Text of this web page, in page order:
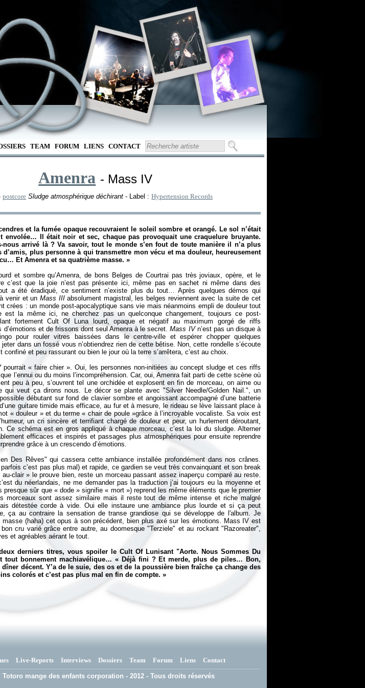
TEAM FORUM LIENS CONTACT
Amenra - Mass IV
postcore Sludge atmosphérique déchirant - Label :Hypertension Records
et la fumée opaque recouvraient le soleil sombre et orangé. Le sol n’était
envolée… Il était noir et sec, chaque pas provoquait une craquelure bruyante.
nous arrivé là ? Va savoir, tout le monde s’en fout de toute manière il n’a plus
d’amis, plus personne à qui transmettre mon vécu et ma douleur, heureusement
Et Amenra et sa quatrième masse. »
et sombre qu’Amenra, de bons Belges de Courtrai pas très joviaux, opère, et le
c’est que la joie n’est pas présente ici, même pas en sachet ni même dans des
a été éradiqué, ce sentiment n’existe plus du tout… Après quelques démos qui
venir et un Mass IIIabsolument magistral, les belges reviennent avec la suite de cet
crées : un monde post-apocalyptique sans vie mais néanmoins empli de douleur tout
est la même ici, ne cherchez pas un quelconque changement, toujours ce post-
fortement Cult Of Luna lourd, opaque et négatif au maximum gorgé de riffs
d’émotions et de frissons dont seul Amenra à le secret.Mass IVn’est pas un disque à
pour rouler vitres baissées dans le centre-ville et espérer chopper quelques
dans un fossé vous n’obtiendrez rien de cette bêtise. Non, cette rondelle s’écoute
confiné et peu rassurant ou bien le jour où la terre s’arrêtera, c’est au choix.
pourrait « faire chier ». Oui, les personnes non-initiées au concept sludge et ces riffs
l’ennui ou du moins l’incompréhension. Car, oui, Amenra fait parti de cette scène où
peu à peu, s’ouvrent tel une orchidée et explosent en fin de morceau, on aime ou
qui veut ça dirons nous. Le décor se plante avec "Silver Needle/Golden Nail.", un
débutant sur fond de clavier sombre et angoissant accompagné d’une batterie
guitare timide mais efficace, au fur et à mesure, le rideau se lève laissant place à
«douleur » et du terme « chair de poule»grâce à l’incroyable vocaliste. Sa voix est
un cri sincère et terrifiant chargé de douleur et peur, un hurlement déroutant,
Ce schéma est en gros appliqué à chaque morceau, c’est la loi du sludge. Alterner
efficaces et inspirés et passages plus atmosphériques pour ensuite reprendre
grâce à un crescendo d’émotions.
Des Rêves" qui cassera cette ambiance installée profondément dans nos crânes.
c’est pas plus mal) et rapide, ce gardien se veut très convainquant et son break
au-clair» le prouve bien, reste un morceau passant assez inaperçu comparé au reste.
du néerlandais, ne me demander pas la traduction j’ai toujours eu la moyenne et
presque sûr que « dode» signifie « mort ») reprend les même éléments que le premier
morceaux sont assez similaire mais il reste tout de même intense et riche malgré
détestée corde à vide. Oui elle instaure une ambiance plus lourde et si ça peut
ça au contraire la sensation de transe grandiose qui se développe de l'album. Je
masse (haha) cet opus à son précédent, bien plus axé sur les émotions. Mass IV est
cru varié grâce entre autre, au doomesque "Terziele" et au rockant "Razoreater",
et agréables aérant le tout.
derniers titres, vous spoiler le Cult Of Lunisant "Aorte. Nous Sommes Du
tout bonnement machiavélique… « Déjà fini ? Et merde, plus de piles… Bon,
décent. Y’a de le suie, des os et de la poussière bien fraîche ça change des
colorés et c’est pas plus mal en fin de compte. »
Live-Reports Interviews Dossiers Team Forum Liens Contact
mange des enfants corporation - 2012 - Tous droits réservés